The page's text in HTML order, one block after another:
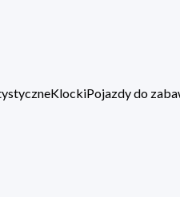
KlockiPojazdy do